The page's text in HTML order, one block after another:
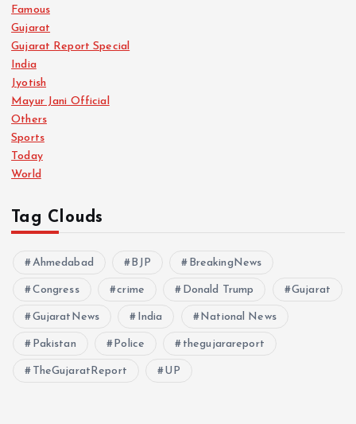
Famous
Gujarat
Gujarat Report Special
India
Jyotish
Mayur Jani Official
Others
Sports
Today
World
Tag Clouds
Ahmedabad BJP BreakingNews
Congress crime Donald Trump Gujarat
GujaratNews India National News
Pakistan Police thegujarareport
TheGujaratReport UP